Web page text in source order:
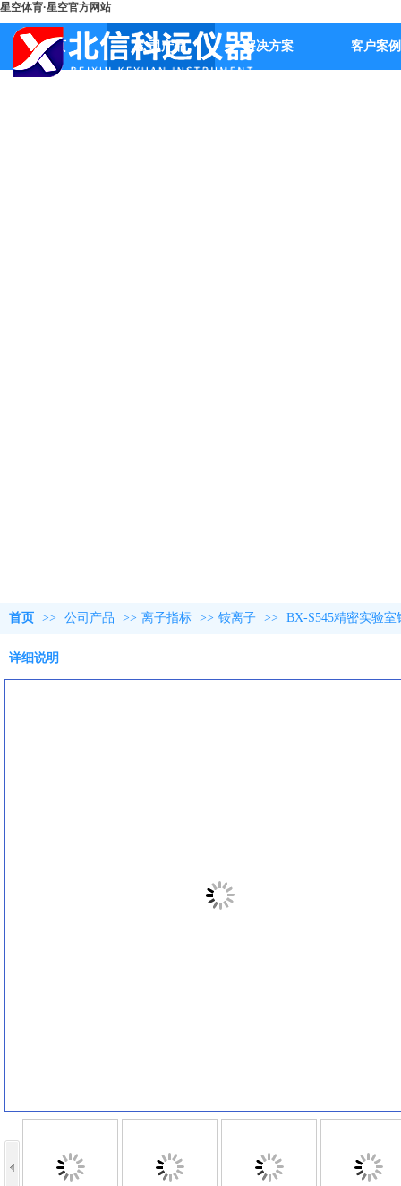
星空体育·星空官方网站
首页 公司产品 解决方案 客户案例
首页 >> 公司产品 >> 离子指标 >> 铵离子 >> BX-S545精密实验室
详细说明